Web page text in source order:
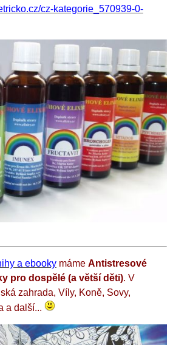
cz-kategorie_570939-0-
a ebooky máme Antistresové
pro dospělé (a větší děti). V
zahrada, Víly, Koně, Sovy,
a další...